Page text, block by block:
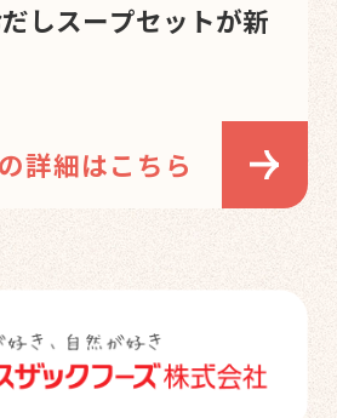
しスープセットが新
詳細はこちら